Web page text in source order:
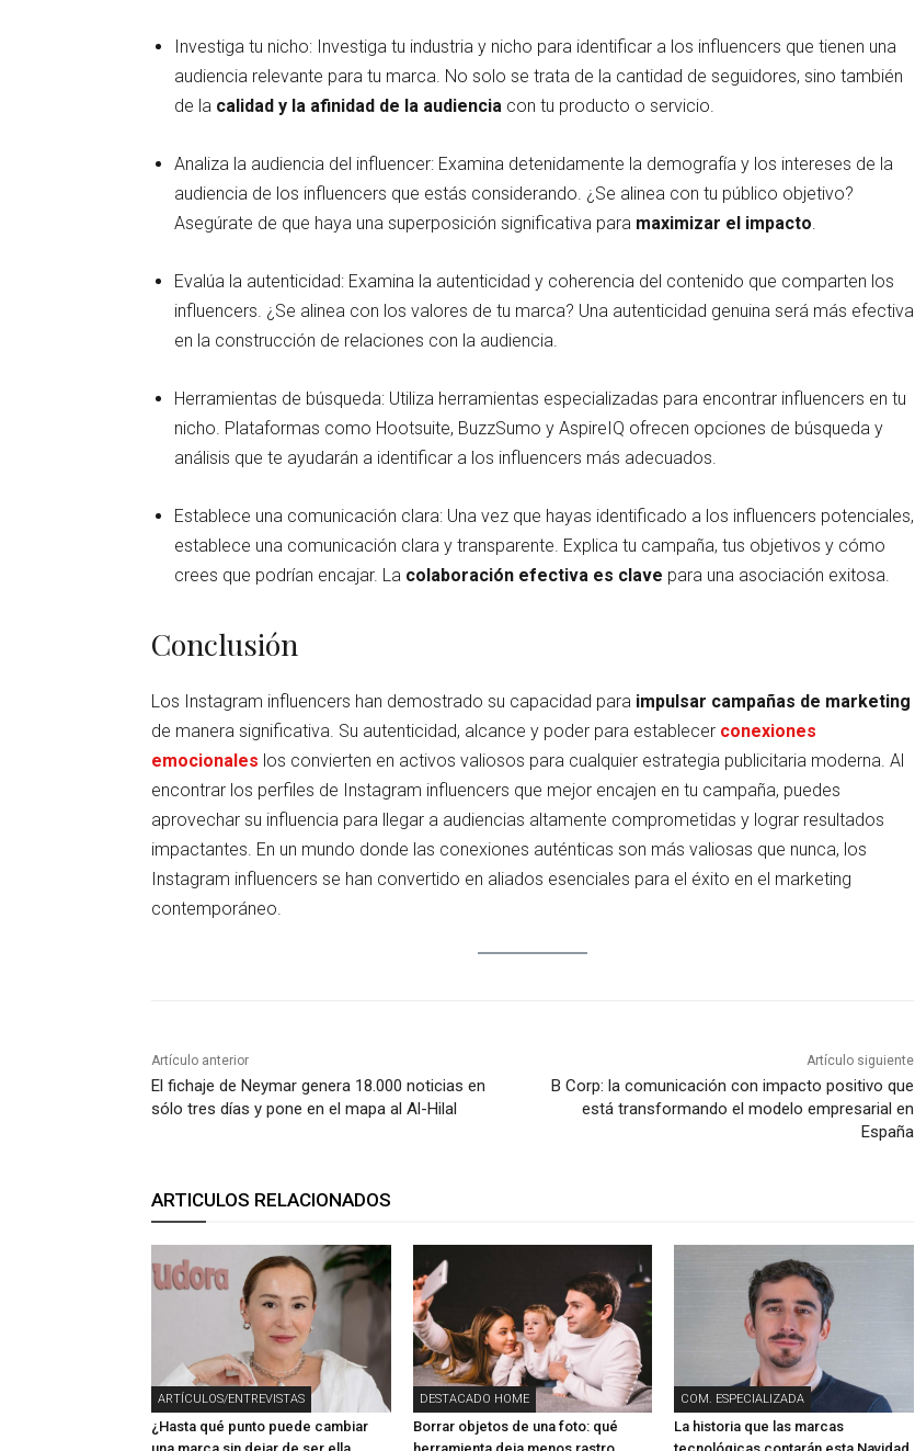
Investiga tu nicho: Investiga tu industria y nicho para identificar a los influencers que tienen una
audiencia relevante para tu marca. No solo se trata de la cantidad de seguidores, sino también
de la calidad y la afinidad de la audiencia con tu producto o servicio.
Analiza la audiencia del influencer: Examina detenidamente la demografía y los intereses de la
audiencia de los influencers que estás considerando. ¿Se alinea con tu público objetivo?
Asegúrate de que haya una superposición significativa para maximizar el impacto
Evalúa la autenticidad: Examina la autenticidad y coherencia del contenido que comparten los
influencers. ¿Se alinea con los valores de tu marca? Una autenticidad genuina será más efectiva
en la construcción de relaciones con la audiencia.
Herramientas de búsqueda: Utiliza herramientas especializadas para encontrar influencers en tu
nicho. Plataformas como Hootsuite, BuzzSumo y AspireIQ ofrecen opciones de búsqueda y
análisis que te ayudarán a identificar a los influencers más adecuados.
Establece una comunicación clara: Una vez que hayas identificado a los influencers potenciales,
establece una comunicación clara y transparente. Explica tu campaña, tus objetivos y cómo
crees que podrían encajar. La colaboración efectiva es clave para una asociación exitosa.
Conclusión
Los Instagram influencers han demostrado su capacidad para impulsar campañas de marketing
de manera significativa. Su autenticidad, alcance y poder para establecer conexiones
emocionales los convierten en activos valiosos para cualquier estrategia publicitaria moderna. Al
encontrar los perfiles de Instagram influencers que mejor encajen en tu campaña, puedes
aprovechar su influencia para llegar a audiencias altamente comprometidas y lograr resultados
impactantes. En un mundo donde las conexiones auténticas son más valiosas que nunca, los
Instagram influencers se han convertido en aliados esenciales para el éxito en el marketing
contemporáneo.
Artículo anterior
El fichaje de Neymar genera 18.000 noticias en
sólo tres días y pone en el mapa al Al-Hilal
Artículo siguiente
B Corp: la comunicación con impacto positivo que
está transformando el modelo empresarial en
España
ARTICULOS RELACIONADOS
ARTÍCULOS/ENTREVISTAS
¿Hasta qué punto puede cambiar
DESTACADO HOME
Borrar objetos de una foto: qué
COM. ESPECIALIZADA
La historia que las marcas